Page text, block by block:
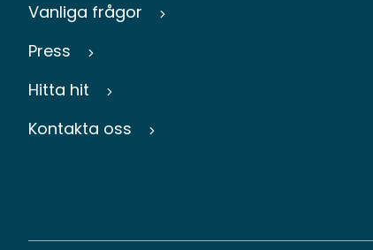
Vanliga frågor
Press
Hitta hit
Kontakta oss